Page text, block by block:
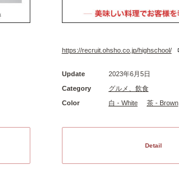
https://recruit.ohsho.co.jp/highschool/
Update
2023年6月5日
Category
グルメ、飲食
Color
白 - White 茶 - Brown
Detail